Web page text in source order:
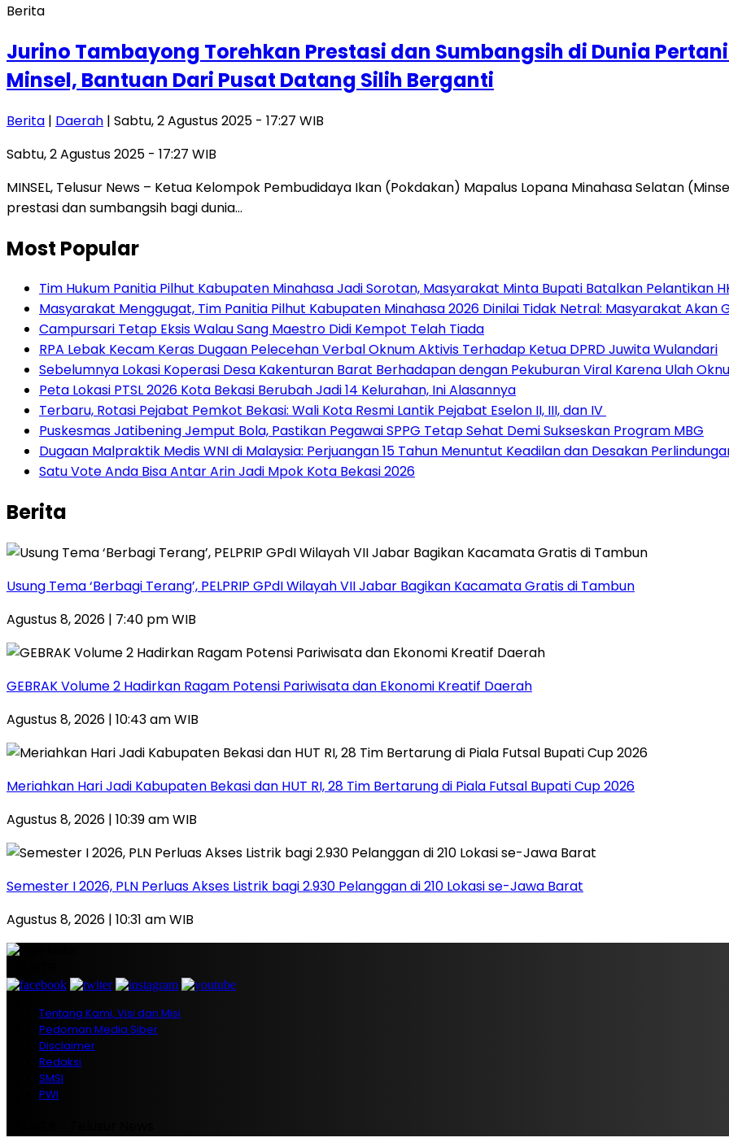
Berita
Jurino Tambayong Torehkan Prestasi dan Sumbangsih di Dunia
Minsel, Bantuan Dari Pusat Datang Silih Berganti
Berita | Daerah | Sabtu, 2 Agustus 2025 - 17:27 WIB
Sabtu, 2 Agustus 2025 - 17:27 WIB
MINSEL, Telusur News – Ketua Kelompok Pembudidaya Ikan (Pokdakan) Mapalus Lopana Minahasa Selatan
prestasi dan sumbangsih bagi dunia…
Most Popular
Tim Hukum Panitia Pilhut Kabupaten Minahasa Jadi Sorotan, Masyarakat Minta Bupati Batalkan Pelantikan
Masyarakat Menggugat, Tim Panitia Pilhut Kabupaten Minahasa 2026 Dinilai Tidak Netral: Masyarakat Akan
Campursari Tetap Eksis Walau Sang Maestro Didi Kempot Telah Tiada
RPA Lebak Kecam Keras Dugaan Pelecehan Verbal Oknum Aktivis Terhadap Ketua DPRD Juwita Wulandari
Sebelumnya Lokasi Koperasi Desa Kakenturan Barat Berhadapan dengan Pekuburan Viral Karena Ulah
Peta Lokasi PTSL 2026 Kota Bekasi Berubah Jadi 14 Kelurahan, Ini Alasannya
‎Terbaru, Rotasi Pejabat Pemkot Bekasi: Wali Kota Resmi Lantik Pejabat Eselon II, III, dan IV ‎
Puskesmas Jatibening Jemput Bola, Pastikan Pegawai SPPG Tetap Sehat Demi Sukseskan Program MBG
‎Dugaan Malpraktik Medis WNI di Malaysia: Perjuangan 15 Tahun Menuntut Keadilan dan Desakan
Satu Vote Anda Bisa Antar Arin Jadi Mpok Kota Bekasi 2026
Berita
‎Usung Tema ‘Berbagi Terang’, PELPRIP GPdI Wilayah VII Jabar Bagikan Kacamata Gratis di Tambun
Agustus 8, 2026 | 7:40 pm WIB
GEBRAK Volume 2 Hadirkan Ragam Potensi Pariwisata dan Ekonomi Kreatif Daerah
Agustus 8, 2026 | 10:43 am WIB
Meriahkan Hari Jadi Kabupaten Bekasi dan HUT RI, 28 Tim Bertarung di Piala Futsal Bupati Cup 2026
Agustus 8, 2026 | 10:39 am WIB
Semester I 2026, PLN Perluas Akses Listrik bagi 2.930 Pelanggan di 210 Lokasi se-Jawa Barat
Agustus 8, 2026 | 10:31 am WIB
Tentang Kami, Visi dan Misi
Pedoman Media Siber
Disclaimer
Redaksi
SMSI
PWI